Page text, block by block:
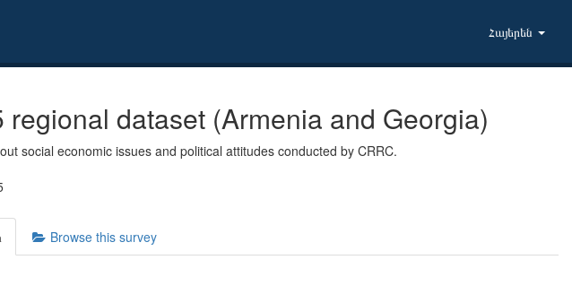
Հայերեն
dataset (Armenia and Georgia)
social economic issues and political attitudes conducted by CRRC.
Browse this survey